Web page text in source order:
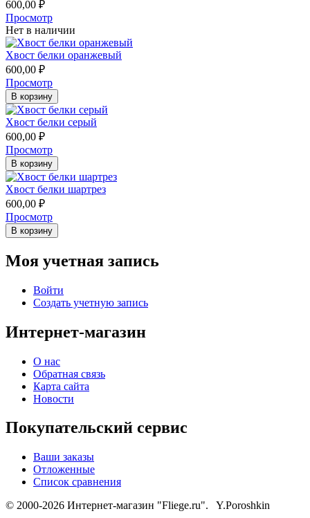
600,00 ₽
Просмотр
Нет в наличии
Хвост белки оранжевый
600,00 ₽
Просмотр
В корзину
Хвост белки серый
600,00 ₽
Просмотр
В корзину
Хвост белки шартрез
600,00 ₽
Просмотр
В корзину
Моя учетная запись
Войти
Создать учетную запись
Интернет-магазин
О нас
Обратная связь
Карта сайта
Новости
Покупательский сервис
Ваши заказы
Отложенные
Список сравнения
© 2000-2026 Интернет-магазин "Fliege.ru". Y.Poroshkin